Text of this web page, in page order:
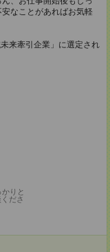
なことがあればお気軽
来牽引企業」に選定され
りと
ださ